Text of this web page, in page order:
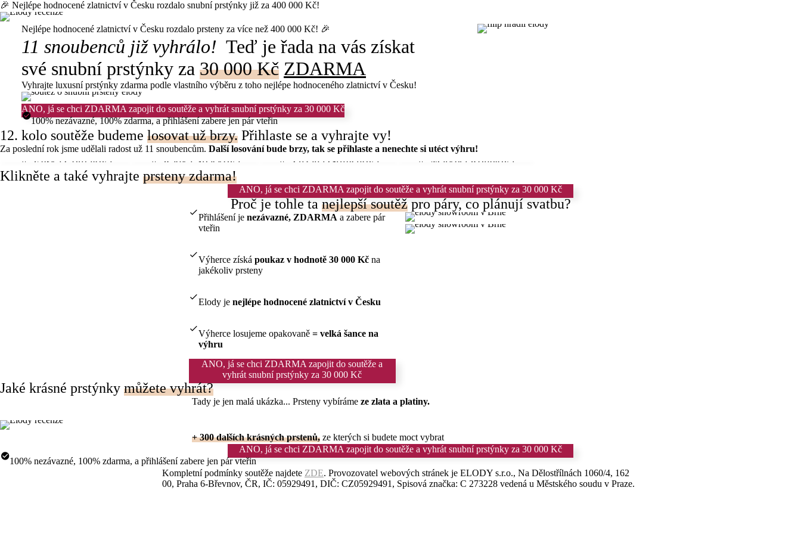
🎉 Nejlépe hodnocené zlatnictví v Česku rozdalo snubní prstýnky již za 400 000 Kč!
Nejlépe hodnocené zlatnictví v Česku rozdalo prsteny za více než 400 000 Kč! 🎉
11 snoubenců již vyhrálo! Teď je řada na vás získat
své snubní prstýnky za30 000 Kč ZDARMA
Vyhrajte luxusní prstýnky zdarma podle vlastního výběru z toho nejlépe hodnoceného zlatnictví v Česku!
ANO, já se chci ZDARMA zapojit do soutěže a vyhrát snubní prstýnky za 30 000 Kč
100% nezávazné, 100% zdarma,a přihlášení zabere jen pár vteřin
12. kolo soutěže budeme losovat už brzy. Přihlaste se a vyhrajte vy!
Za poslední rok jsme udělali radost už 11 snoubencům. Další losování bude brzy, tak se přihlaste a nenechte si utéct výhru!
🏆 Eliška Coufalová 🏆 Radka Špačková 🏆 Zuzana Grulichová 🏆 Markéta Rohelová
Klikněte a také vyhrajte prsteny zdarma!
ANO, já se chci ZDARMA zapojit do soutěže a vyhrát snubní prstýnky za 30 000 Kč
Proč je tohle ta nejlepší soutěžpro páry, co plánují svatbu?
Přihlášení je nezávazné, ZDARMA a zabere pár
vteřin
Výherce získá poukaz v hodnotě 30 000 Kčna
jakékoliv prsteny
Elody je nejlépe hodnocené zlatnictví v Česku
Výherce losujeme opakovaně = velká šance na
výhru
ANO, já se chci ZDARMA zapojit do soutěže a
vyhrát snubní prstýnky za 30 000 Kč
Jaké krásné prstýnky můžete vyhrát?
Tady je jen malá ukázka... Prsteny vybíráme ze zlata a platiny.
+ 300 dalších krásných prstenů, ze kterých si budete moct vybrat
ANO, já se chci ZDARMA zapojit do soutěže a vyhrát snubní prstýnky za 30 000 Kč
100% nezávazné, 100% zdarma, a přihlášení zabere jen pár vteřin
Kompletní podmínky soutěže najdete ZDE. Provozovatel webových stránek je ELODY s.r.o., Na Dělostřílnách 1060/4, 162
00, Praha 6-Břevnov, ČR, IČ: 05929491, DIČ: CZ05929491, Spisová značka: C 273228 vedená u Městského soudu v Praze.